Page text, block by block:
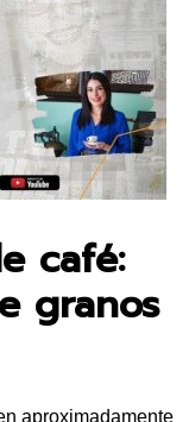
café:
granos
aproximadamente